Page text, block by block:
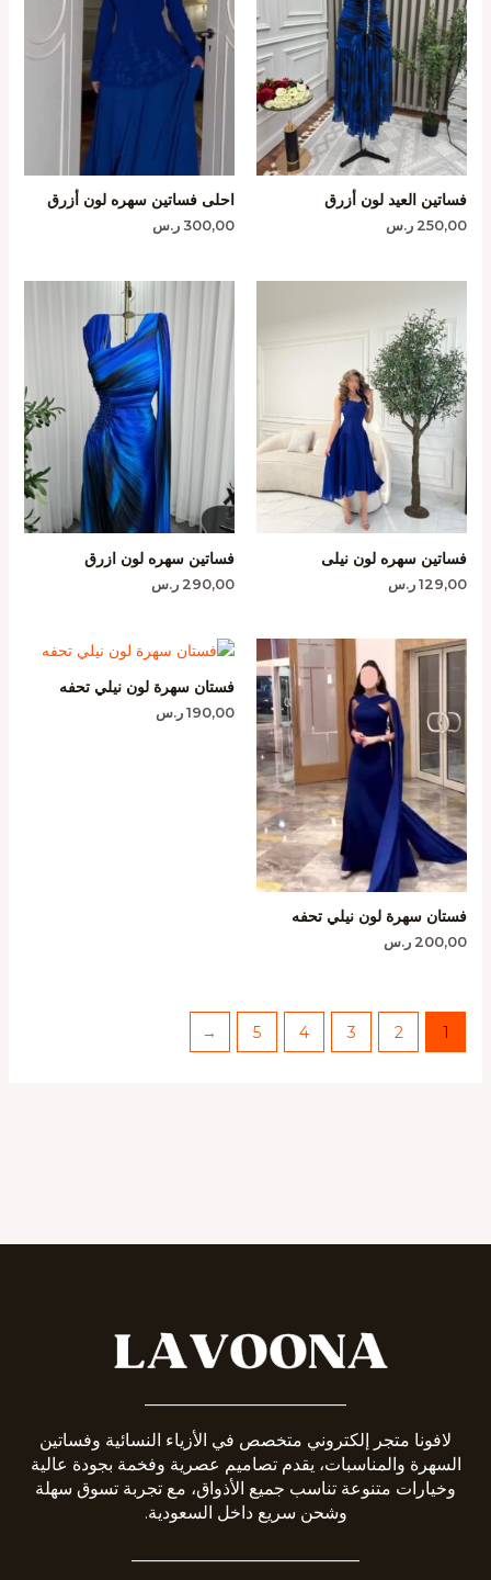
فساتين العيد لون أزرق
250,00 ر.س
احلى فساتين سهره لون أزرق
300,00 ر.س
فساتين سهره لون نيلى
129,00 ر.س
فساتين سهره لون ازرق
290,00 ر.س
فستان سهرة لون نيلي تحفه
200,00 ر.س
فستان سهرة لون نيلي تحفه
190,00 ر.س
1
2
3
4
5
←
لافونا متجر إلكتروني متخصص في الأزياء النسائية وفساتين
السهرة والمناسبات، يقدم تصاميم عصرية وفخمة بجودة عالية
وخيارات متنوعة تناسب جميع الأذواق، مع تجربة تسوق سهلة
وشحن سريع داخل السعودية.